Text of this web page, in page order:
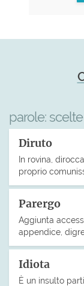
parole:
Diruto
In rovina,
proprio
Parergo
Aggiunta
appendice,
Idiota
È un insulto